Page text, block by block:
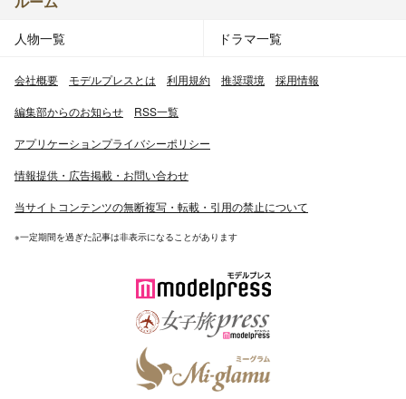
人物一覧 ドラマ一覧
会社概要 モデルプレスとは 利用規約 推奨環境 採用情報
編集部からのお知らせ RSS一覧
アプリケーションプライバシーポリシー
情報提供・広告掲載・お問い合わせ
当サイトコンテンツの無断複写・転載・引用の禁止について
※一定期間を過ぎた記事は非表示になることがあります